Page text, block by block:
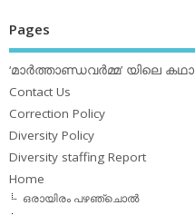
Pages
‘മാര്‍ത്താണ്ഡവര്‍മ്മ’ യിലെ
Contact Us
Correction Policy
Diversity Policy
Diversity staffing Report
Home
ഒരായിരം പഴഞ്ചൊല്‍